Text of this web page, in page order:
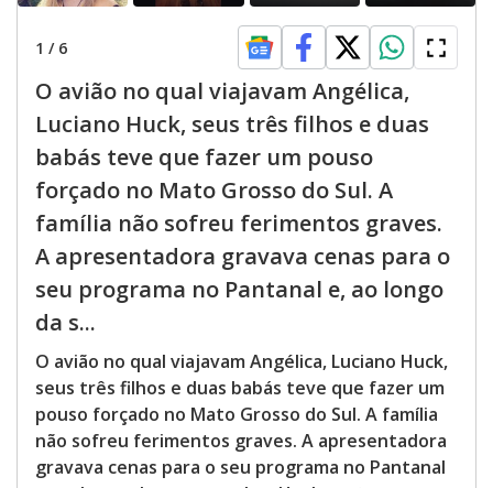
1 / 6
O avião no qual viajavam Angélica,
Luciano Huck, seus três filhos e duas
babás teve que fazer um pouso
forçado no Mato Grosso do Sul. A
família não sofreu ferimentos graves.
A apresentadora gravava cenas para o
seu programa no Pantanal e, ao longo
da s...
O avião no qual viajavam Angélica, Luciano Huck,
seus três filhos e duas babás teve que fazer um
pouso forçado no Mato Grosso do Sul. A família
não sofreu ferimentos graves. A apresentadora
gravava cenas para o seu programa no Pantanal